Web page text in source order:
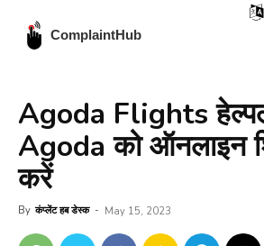
ComplaintHub
Agoda Flights
Agoda को ऑनलाइन
करें
By कंप्लेंट हब डेस्क - May 15, 2023